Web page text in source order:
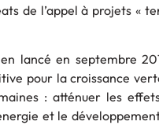
de l’appel à projets «
lancé en septembre
pour la croissance
: atténuer les
et le